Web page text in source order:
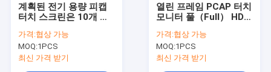
계획된 전기 용량 피캡
터치 스크린은 10개 핵
모니터링합니다
가격:협상 가능
MOQ:1PCS
최신 가격 받기
열린 프레임 PCAP 터치
모니터 풀（Full） HD
터치 패널
가격:협상 가능
MOQ:1PCS
최신 가격 받기